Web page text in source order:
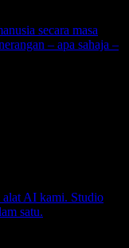
secara masa
– apa sahaja –
alat AI kami. Studio
satu.